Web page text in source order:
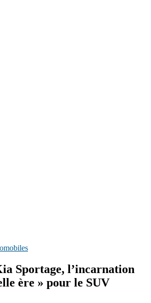
Sportage, l’incarnation
ère » pour le SUV